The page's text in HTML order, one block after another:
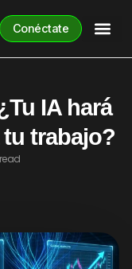
Conéctate
IA hará
tu trabajo?